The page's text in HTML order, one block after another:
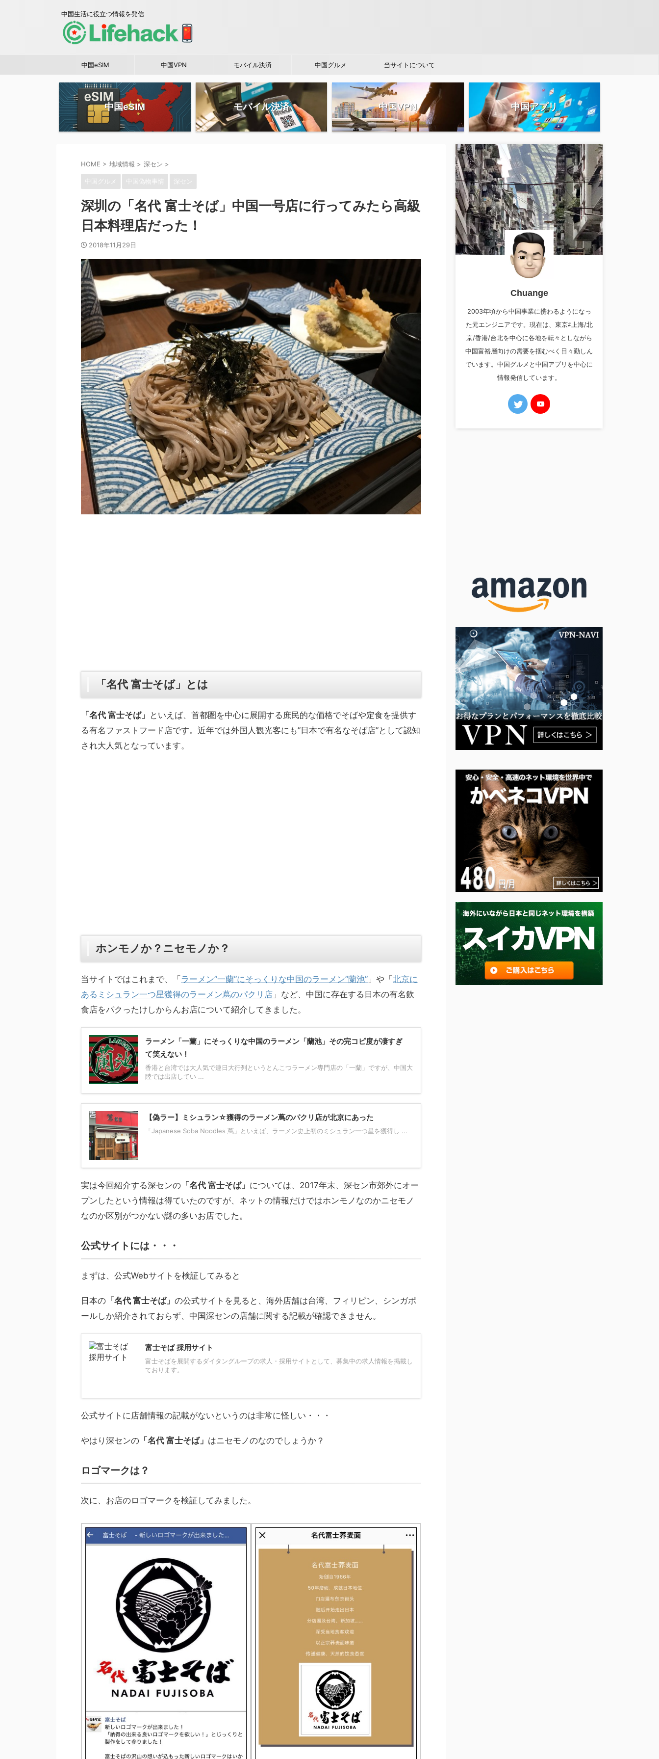
中国生活に役立つ情報を発信
中国eSIM 中国VPN モバイル決済 中国グルメ 当サイトについて
中国eSIM モバイル決済 中国VPN 中国アプリ
HOME > 地域情報 > 深セン >
中国グルメ 中国偽物事情 深セン
深圳の「名代 富士そば」中国一号店に行ってみたら高級
日本料理店だった！
2018年11月29日
「名代 富士そば」とは
「名代 富士そば」 といえば、首都圏を中心に展開する庶民的な価格でそばや定食を提供す
る有名ファストフード店です。近年では外国人観光客にも”日本で有名なそば店”として認知
され大人気となっています。
ホンモノか？ニセモノか？
当サイトではこれまで、「 ラーメン”一蘭”にそっくりな中国のラーメン”蘭池” 」や「 北京に
あるミシュラン一つ星獲得のラーメン蔦のパクリ店 」など、中国に存在する日本の有名飲
食店をパクったけしからんお店について紹介してきました。
ラーメン「一蘭」にそっくりな中国のラーメン「蘭池」その完コピ度が凄すぎ
て笑えない！
香港と台湾では大人気で連日大行列というとんこつラーメン専門店の「一蘭」ですが、中国大
陸では出店してい ...
【偽ラー】ミシュラン☆獲得のラーメン蔦のパクリ店が北京にあった
「Japanese Soba Noodles 蔦」といえば、ラーメン史上初のミシュラン一つ星を獲得し ...
実は今回紹介する深センの 「名代 富士そば」 については、2017年末、深セン市郊外にオー
プンしたという情報は得ていたのですが、ネットの情報だけではホンモノなのかニセモノ
なのか区別がつかない謎の多いお店でした。
公式サイトには・・・
まずは、公式Webサイトを検証してみると
日本の 「名代 富士そば」 の公式サイトを見ると、海外店舗は台湾、フィリピン、シンガポ
ールしか紹介されておらず、中国深センの店舗に関する記載が確認できません。
富士そば 採用サイト
富士そばを展開するダイタングループの求人・採用サイトとして、募集中の求人情報を掲載し
ております。
公式サイトに店舗情報の記載がないというのは非常に怪しい・・・
やはり深センの 「名代 富士そば」 はニセモノのなのでしょうか？
ロゴマークは？
次に、お店のロゴマークを検証してみました。
Chuange
2003年頃から中国事業に携わるようになっ
た元エンジニアです。現在は、東京⇄上海/北
京/香港/台北を中心に各地を転々としながら
中国富裕層向けの需要を掴むべく日々勤しん
でいます。中国グルメと中国アプリを中心に
情報発信しています。